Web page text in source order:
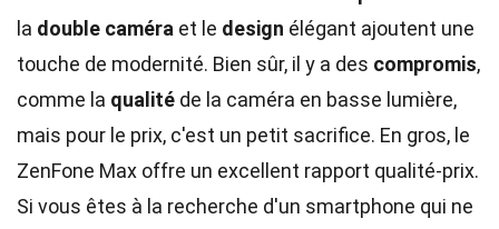
la double caméra et le design élégant ajoutent une
touche de modernité. Bien sûr, il y a des compromis,
comme la qualité de la caméra en basse lumière,
mais pour le prix, c'est un petit sacrifice. En gros, le
ZenFone Max offre un excellent rapport qualité-prix.
Si vous êtes à la recherche d'un smartphone qui ne